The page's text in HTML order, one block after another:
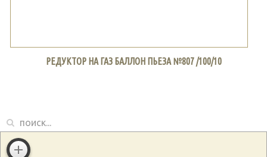
РЕДУКТОР НА ГАЗ БАЛЛОН ПЬЕЗА №807 /100/10